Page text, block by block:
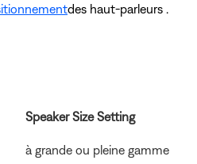
des haut-parleurs .
Speaker Size Setting
à grande ou pleine gamme